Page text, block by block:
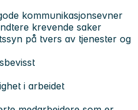
kommunikasjonsevner
krevende saker
på tvers av tjenester og
i arbeidet